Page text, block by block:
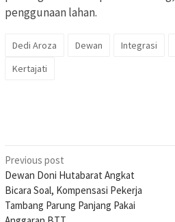
penggunaan lahan.
Dedi Aroza Dewan Integrasi
Kertajati
Post
navigation
Previous post
Dewan Doni Hutabarat Angkat
Bicara Soal, Kompensasi Pekerja
Tambang Parung Panjang Pakai